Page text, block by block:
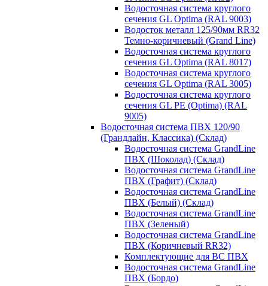
Водосточная система круглого
сечения GL Optima (RAL 9003)
Водосток металл 125/90мм RR32
Темно-коричневый (Grand Line)
Водосточная система круглого
сечения GL Optima (RAL 8017)
Водосточная система круглого
сечения GL Optima (RAL 3005)
Водосточная система круглого
сечения GL PE (Optima) (RAL
9005)
Водосточная система ПВХ 120/90
(Грандлайн, Классика) (Склад)
Водосточная система GrandLine
ПВХ (Шоколад) (Склад)
Водосточная система GrandLine
ПВХ (Графит) (Склад)
Водосточная система GrandLine
ПВХ (Белый) (Склад)
Водосточная система GrandLine
ПВХ (Зеленый)
Водосточная система GrandLine
ПВХ (Коричневый RR32)
Комплектующие для ВС ПВХ
Водосточная система GrandLine
ПВХ (Бордо)